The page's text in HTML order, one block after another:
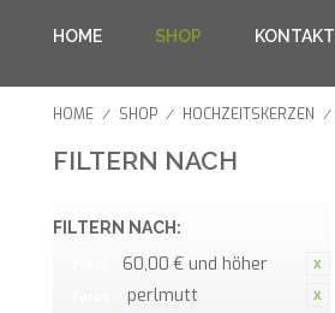
HOME SHOP KONTAKT
HOME / SHOP / HOCHZEITSKERZEN /
FILTERN NACH
FILTERN NACH:
60,00 € und höher
perlmutt